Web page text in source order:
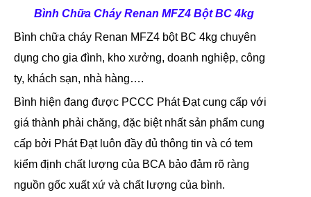
Bình Chữa Cháy Renan MFZ4 Bột BC 4kg
Bình chữa cháy Renan MFZ4 bột BC 4kg chuyên
dụng cho gia đình, kho xưởng, doanh nghiệp, công
ty, khách sạn, nhà hàng….
Bình hiện đang được PCCC Phát Đạt cung cấp với
giá thành phải chăng, đặc biệt nhất sản phẩm cung
cấp bởi Phát Đạt luôn đầy đủ thông tin và có tem
kiểm định chất lượng của BCA bảo đảm rõ ràng
nguồn gốc xuất xứ và chất lượng của bình.